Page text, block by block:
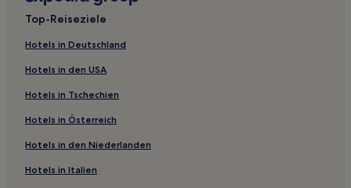
Rola Moça: Hotels
São Sebastião do Paraíso Hotels
São Francisco: Hotels
Hügelresidenz: Hotels
Capitolio Centro: Hotels
Tibery: Hotels
Top-Reiseziele
Hotels in Deutschland
Hotels in den USA
Hotels in Tschechien
Hotels in Österreich
Hotels in den Niederlanden
Hotels in Italien